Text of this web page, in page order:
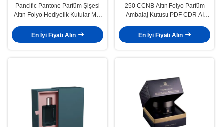
Pancific Pantone Parfüm Şişesi
Altın Folyo Hediyelik Kutular Mat
En İyi Fiyatı Alın
250 CCNB Altın Folyo Parfüm
Ambalaj Kutusu PDF CDR AI
En İyi Fiyatı Alın